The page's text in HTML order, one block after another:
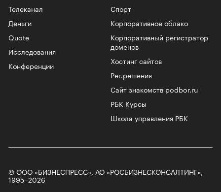
Телеканал
Спорт
Корпоративное облако
Корпоративный регистратор
доменов
Хостинг сайтов
Рег.решения
Сайт знакомств podbor.ru
РБК Курсы
Школа управления РБК
Деньги
Quote
Исследования
Конференции
© ООО «БИЗНЕСПРЕСС», АО «РОСБИЗНЕСКОНСАЛТИНГ»,
1995–2026